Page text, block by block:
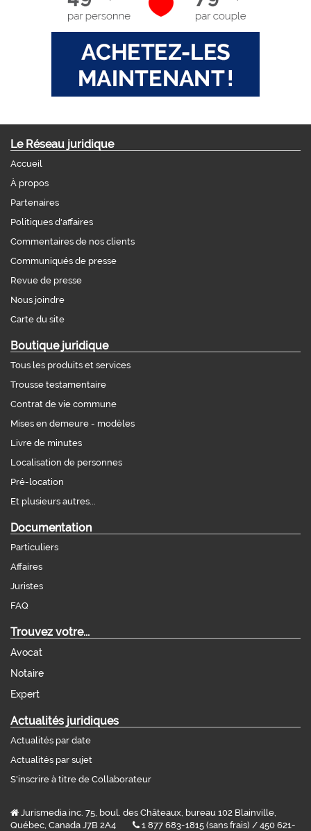
Le Réseau juridique
Accueil
À propos
Partenaires
Politiques d'affaires
Commentaires de nos clients
Communiqués de presse
Revue de presse
Nous joindre
Carte du site
Boutique juridique
Tous les produits et services
Trousse testamentaire
Contrat de vie commune
Mises en demeure - modèles
Livre de minutes
Localisation de personnes
Pré-location
Et plusieurs autres...
Documentation
Particuliers
Affaires
Juristes
FAQ
Trouvez votre...
Avocat
Notaire
Expert
Actualités juridiques
Actualités par date
Actualités par sujet
S'inscrire à titre de Collaborateur
Jurismedia inc. 75, boul. des Châteaux, bureau 102 Blainville,
Québec, Canada J7B 2A4
1 877 683-1815 (sans frais) / 450 621-